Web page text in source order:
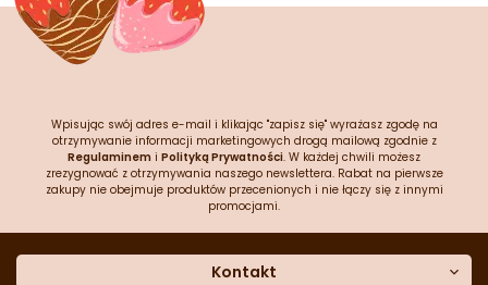
Wpisując swój adres e-mail i klikając "zapisz się" wyrażasz zgodę na
otrzymywanie informacji marketingowych drogą mailową zgodnie z
Regulaminem i Polityką Prywatności. W każdej chwili możesz
zrezygnować z otrzymywania naszego newslettera. Rabat na pierwsze
zakupy nie obejmuje produktów przecenionych i nie łączy się z innymi
promocjami.
Kontakt